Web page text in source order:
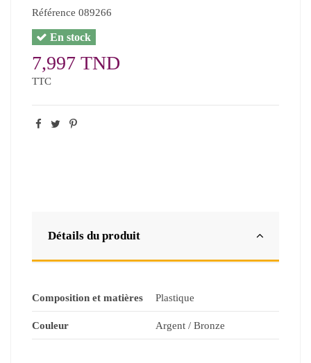
Référence 089266
En stock
7,997 TND
TTC
Détails du produit
Composition et matières Plastique
Couleur Argent / Bronze